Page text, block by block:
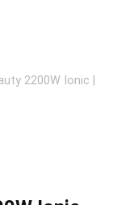
2200W Ionic |